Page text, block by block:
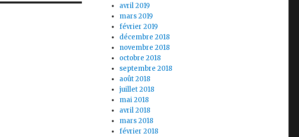
avril 2019
mars 2019
février 2019
décembre 2018
novembre 2018
octobre 2018
septembre 2018
août 2018
juillet 2018
mai 2018
avril 2018
mars 2018
février 2018